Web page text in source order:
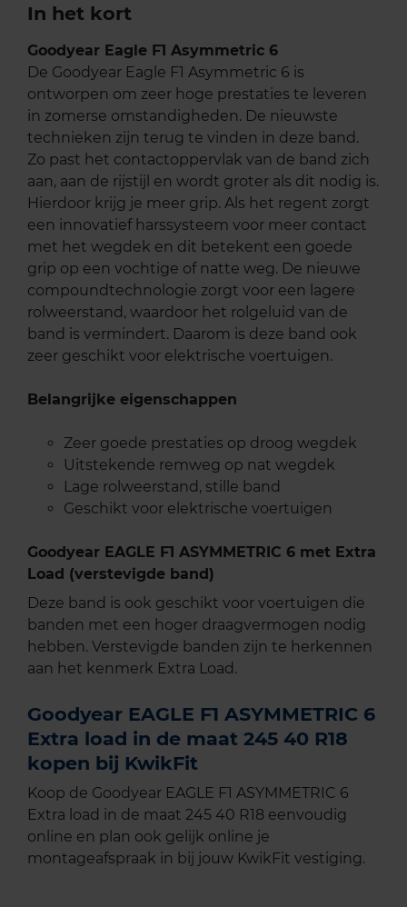
In het kort
Goodyear Eagle F1 Asymmetric 6
De Goodyear Eagle F1 Asymmetric 6 is
ontworpen om zeer hoge prestaties te leveren
in zomerse omstandigheden. De nieuwste
technieken zijn terug te vinden in deze band.
Zo past het contactoppervlak van de band zich
aan, aan de rijstijl en wordt groter als dit nodig is.
Hierdoor krijg je meer grip. Als het regent zorgt
een innovatief harssysteem voor meer contact
met het wegdek en dit betekent een goede
grip op een vochtige of natte weg. De nieuwe
compoundtechnologie zorgt voor een lagere
rolweerstand, waardoor het rolgeluid van de
band is vermindert. Daarom is deze band ook
zeer geschikt voor elektrische voertuigen.
Belangrijke eigenschappen
Zeer goede prestaties op droog wegdek
Uitstekende remweg op nat wegdek
Lage rolweerstand, stille band
Geschikt voor elektrische voertuigen
Goodyear EAGLE F1 ASYMMETRIC 6 met Extra
Load (verstevigde band)
Deze band is ook geschikt voor voertuigen die
banden met een hoger draagvermogen nodig
hebben. Verstevigde banden zijn te herkennen
aan het kenmerk Extra Load.
Goodyear EAGLE F1 ASYMMETRIC 6
Extra load in de maat 245 40 R18
kopen bij KwikFit
Koop de Goodyear EAGLE F1 ASYMMETRIC 6
Extra load in de maat 245 40 R18 eenvoudig
online en plan ook gelijk online je
montageafspraak in bij jouw KwikFit vestiging.